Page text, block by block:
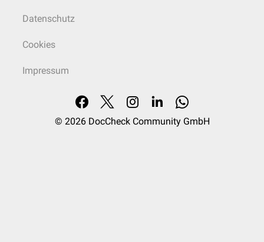
Datenschutz
Cookies
Impressum
© 2026 DocCheck Community GmbH